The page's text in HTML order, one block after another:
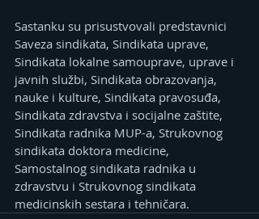
Sastanku su prisustvovali predstavnici
Saveza sindikata, Sindikata uprave,
Sindikata lokalne samouprave, uprave i
javnih službi, Sindikata obrazovanja,
nauke i kulture, Sindikata pravosuđa,
Sindikata zdravstva i socijalne zaštite,
Sindikata radnika MUP-a, Strukovnog
sindikata doktora medicine,
Samostalnog sindikata radnika u
zdravstvu i Strukovnog sindikata
medicinskih sestara i tehničara.